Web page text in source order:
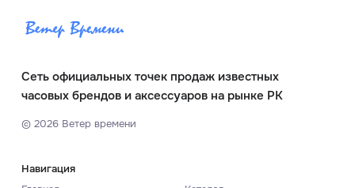
Сеть официальных точек продаж известных
часовых брендов и аксессуаров на рынке РК
© 2026Ветер времени
Навигация